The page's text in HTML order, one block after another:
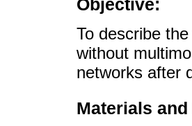
Objective:
To describe
without
networks after
Materials